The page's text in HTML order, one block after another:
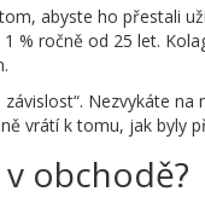
abyste ho přestali
% ročně od 25 let.
Nezvykáte
vrátí k tomu, jak byly
obchodě?